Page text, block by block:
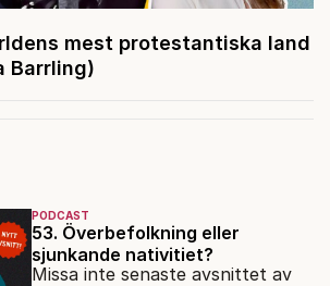
mest protestantiska land
Barrling)
PODCAST
53. Överbefolkning eller
sjunkande nativitiet?
Missa inte senaste avsnittet av